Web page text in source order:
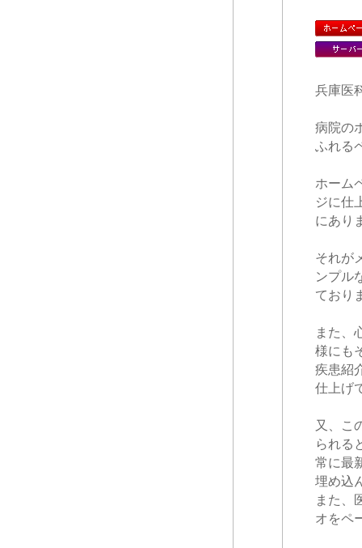
兵庫医
病院の
ふれる
ホーム
ジに仕
にあり
それが
ンプル
ており
また、
様にも
疾患紹
仕上げ
又、こ
られる
常に最
埋め込
また、
オをペ